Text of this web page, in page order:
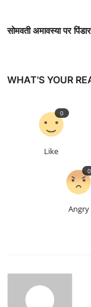
सोमवती अमावस्या पर
WHAT'S YOUR
Like
0
Angry
0